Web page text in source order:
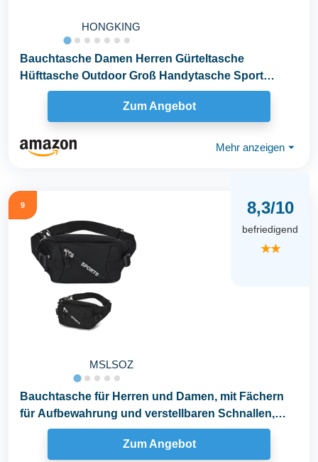
HONGKING
Bauchtasche Damen Herren Gürteltasche
Hüfttasche Outdoor Groß Handytasche Sport
Wasserdicht...
Zum Angebot
Mehr anzeigen ⏷
9
MSLSOZ
8,3/10
befriedigend
★★
Bauchtasche für Herren und Damen, mit Fächern
für Aufbewahrung und verstellbaren Schnallen,
ideal...
Zum Angebot